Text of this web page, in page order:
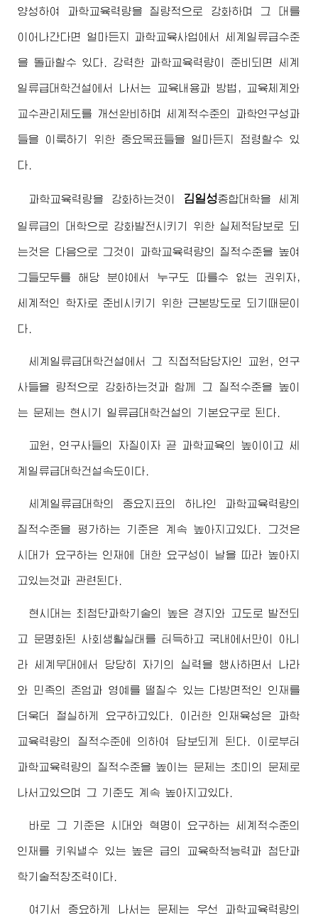
양성하여 과학교육력량을 질량적으로 강화하며 그 대를
이어나간다면 얼마든지 과학교육사업에서 세계일류급수준
을 돌파할수 있다. 강력한 과학교육력량이 준비되면 세계
일류급대학건설에서 나서는 교육내용과 방법, 교육체계와
교수관리제도를 개선완비하며 세계적수준의 과학연구성과
들을 이룩하기 위한 중요목표들을 얼마든지 점령할수 있
다.
과학교육력량을 강화하는것이 김일성종합대학을 세계
일류급의 대학으로 강화발전시키기 위한 실제적담보로 되
는것은 다음으로 그것이 과학교육력량의 질적수준을 높여
그들모두를 해당 분야에서 누구도 따를수 없는 권위자,
세계적인 학자로 준비시키기 위한 근본방도로 되기때문이
다.
세계일류급대학건설에서 그 직접적담당자인 교원, 연구
사들을 량적으로 강화하는것과 함께 그 질적수준을 높이
는 문제는 현시기 일류급대학건설의 기본요구로 된다.
교원, 연구사들의 자질이자 곧 과학교육의 높이이고 세
계일류급대학건설속도이다.
세계일류급대학의 중요지표의 하나인 과학교육력량의
질적수준을 평가하는 기준은 계속 높아지고있다. 그것은
시대가 요구하는 인재에 대한 요구성이 날을 따라 높아지
고있는것과 관련된다.
현시대는 최첨단과학기술의 높은 경지와 고도로 발전되
고 문명화된 사회생활실태를 터득하고 국내에서만이 아니
라 세계무대에서 당당히 자기의 실력을 행사하면서 나라
와 민족의 존엄과 영예를 떨칠수 있는 다방면적인 인재를
더욱더 절실하게 요구하고있다. 이러한 인재육성은 과학
교육력량의 질적수준에 의하여 담보되게 된다. 이로부터
과학교육력량의 질적수준을 높이는 문제는 초미의 문제로
나서고있으며 그 기준도 계속 높아지고있다.
바로 그 기준은 시대와 혁명이 요구하는 세계적수준의
인재를 키워낼수 있는 높은 급의 교육학적능력과 첨단과
학기술적창조력이다.
여기서 중요하게 나서는 문제는 우선 과학교육력량의